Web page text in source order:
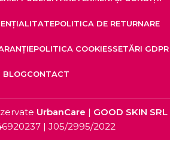
POLITICA DE RETURNARE
POLITICA COOKIESSETĂRI GDPR
BLOGCONTACT
UrbanCare | GOOD SKIN SRL
| J05/2995/2022